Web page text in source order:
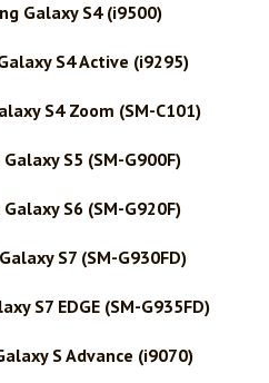
Galaxy S4 (i9500)
S4 Active (i9295)
S4 Zoom (SM-C101)
S5 (SM-G900F)
S6 (SM-G920F)
S7 (SM-G930FD)
S7 EDGE (SM-G935FD)
S Advance (i9070)